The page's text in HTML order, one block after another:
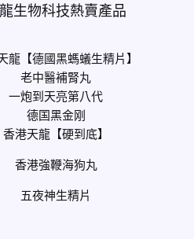
生物科技熱賣產品
龍【德國黑螞蟻生精片】
老中醫補腎丸
一炮到天亮第八代
德国黑金刚
香港天龍【硬到底】
香港強鞭海狗丸
五夜神生精片